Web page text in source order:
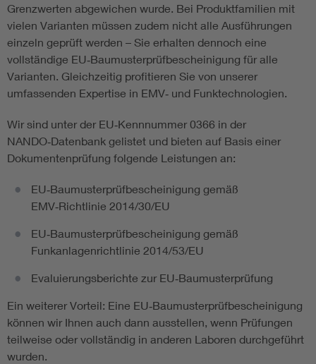
Grenzwerten abgewichen wurde. Bei Produktfamilien mit
vielen Varianten müssen zudem nicht alle Ausführungen
einzeln geprüft werden – Sie erhalten dennoch eine
vollständige EU‑Baumusterprüfbescheinigung für alle
Varianten. Gleichzeitig profitieren Sie von unserer
umfassenden Expertise in EMV‑ und Funktechnologien.
Wir sind unter der EU‑Kennnummer 0366 in der
NANDO‑Datenbank gelistet und bieten auf Basis einer
Dokumentenprüfung folgende Leistungen an:
EU‑Baumusterprüfbescheinigung gemäß
EMV‑Richtlinie 2014/30/EU
EU‑Baumusterprüfbescheinigung gemäß
Funkanlagenrichtlinie 2014/53/EU
Evaluierungsberichte zur EU‑Baumusterprüfung
Ein weiterer Vorteil: Eine EU‑Baumusterprüfbescheinigung
können wir Ihnen auch dann ausstellen, wenn Prüfungen
teilweise oder vollständig in anderen Laboren durchgeführt
wurden.